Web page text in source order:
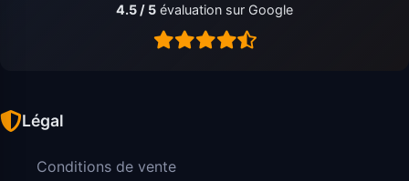
4.5 / 5 évaluation sur Google
Légal
Conditions de vente